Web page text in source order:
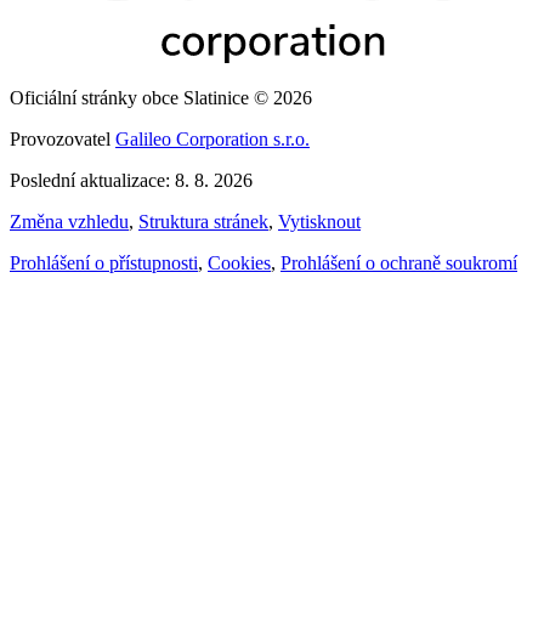
Oficiální stránky obce Slatinice © 2026
Provozovatel Galileo Corporation s.r.o.
Poslední aktualizace: 8. 8. 2026
Změna vzhledu, Struktura stránek, Vytisknout
Prohlášení o přístupnosti, Cookies, Prohlášení o ochraně soukromí